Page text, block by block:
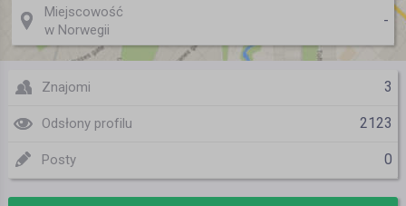
Miejscowość
w Norwegii
-
Znajomi 3
Odsłony profilu 2123
Posty 0